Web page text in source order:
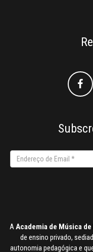
AAcademia de Música
de ensino privado,
autonomia pedagógica e